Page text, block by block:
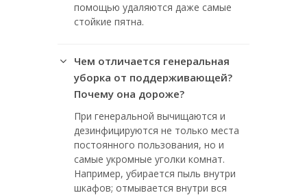
помощью удаляются даже самые
стойкие пятна.
Чем отличается генеральная
уборка от поддерживающей?
Почему она дороже?
При генеральной вычищаются и
дезинфицируются не только места
постоянного пользования, но и
самые укромные уголки комнат.
Например, убирается пыль внутри
шкафов; отмывается внутри вся